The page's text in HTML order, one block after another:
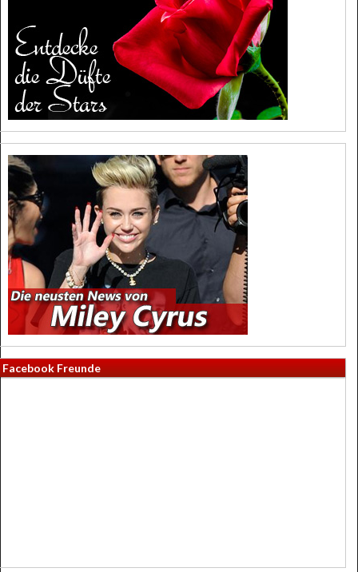
Facebook Freunde